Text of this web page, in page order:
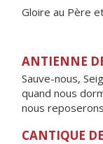
Gloire au Père
ANTIENNE
Sauve-nous,
quand nous
nous
CANTIQUE